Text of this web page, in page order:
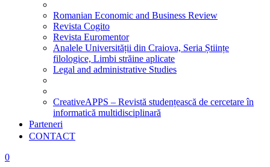
Romanian Economic and Business Review
Revista Cogito
Revista Euromentor
Analele Universității din Craiova, Seria Științe
filologice, Limbi străine aplicate
Legal and administrative Studies
CreativeAPPS – Revistă studențească de cercetare în
informatică multidisciplinară
Parteneri
CONTACT
0